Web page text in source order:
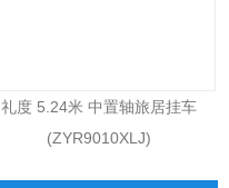
礼度 5.24米 中置轴旅居挂车
(ZYR9010XLJ)